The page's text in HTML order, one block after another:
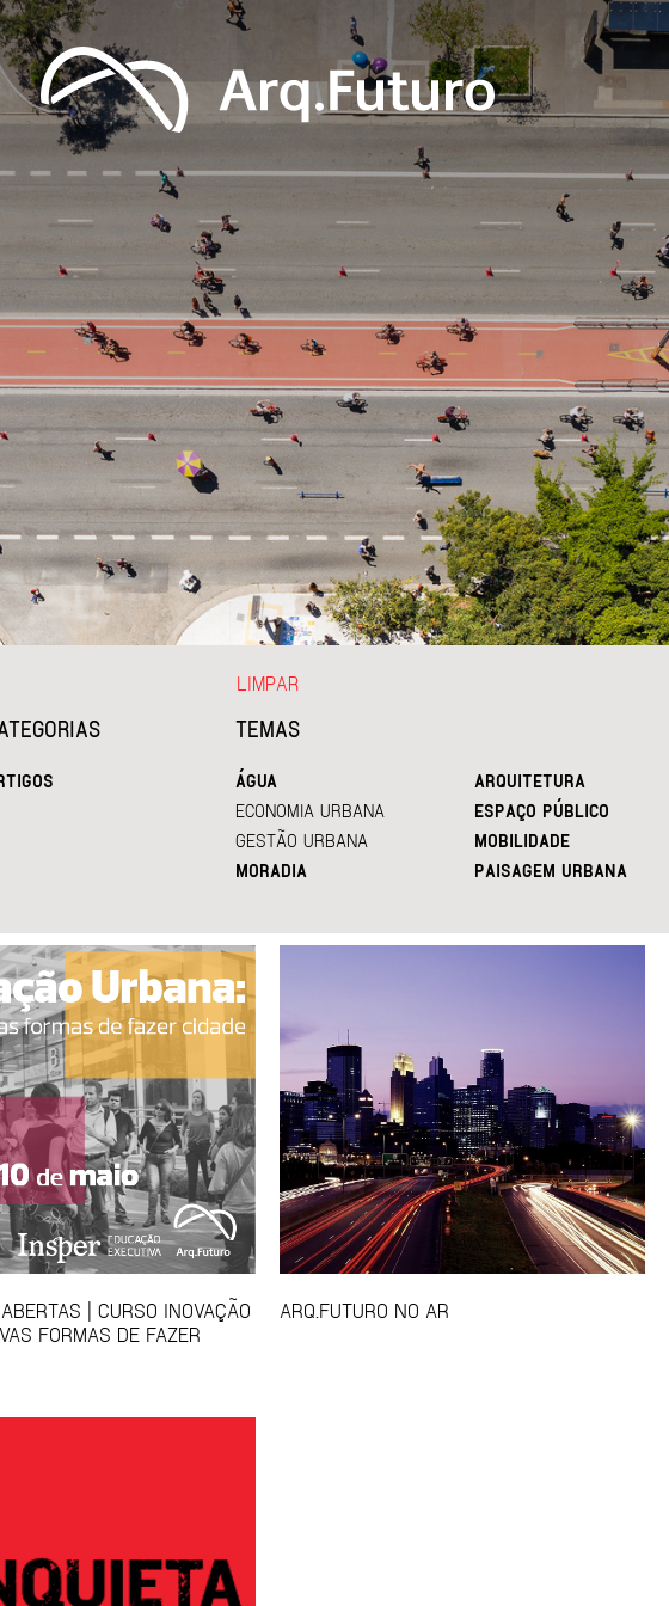
TEMAS
ÁGUA
ARQUITETURA
ECONOMIA URBANA
ESPAÇO PÚBLICO
GESTÃO URBANA
MOBILIDADE
MORADIA
PAISAGEM URBANA
LIMPAR
| CURSO INOVAÇÃO
FORMAS DE FAZER
ARQ.FUTURO NO AR